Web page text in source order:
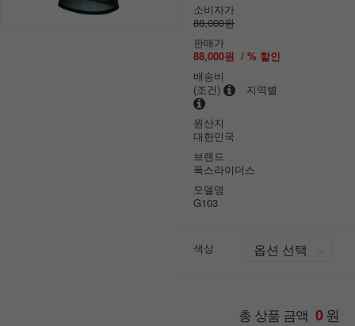
소비자가
88,000원
판매가
88,000원 / % 할인
배송비
(조건)
지역별
원산지
대한민국
브랜드
폭스라이더스
모델명
G103
색상
총 상품 금액 0원